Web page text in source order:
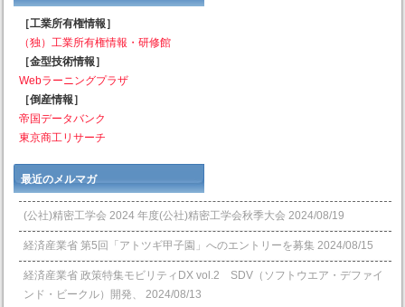
［工業所有権情報］
（独）工業所有権情報・研修館
［金型技術情報］
Webラーニングプラザ
［倒産情報］
帝国データバンク
東京商工リサーチ
最近のメルマガ
(公社)精密工学会 2024 年度(公社)精密工学会秋季大会 2024/08/19
経済産業省 第5回「アトツギ甲子園」へのエントリーを募集 2024/08/15
経済産業省 政策特集モビリティDX vol.2 SDV（ソフトウエア・デファイ
ンド・ビークル）開発、
2024/08/13